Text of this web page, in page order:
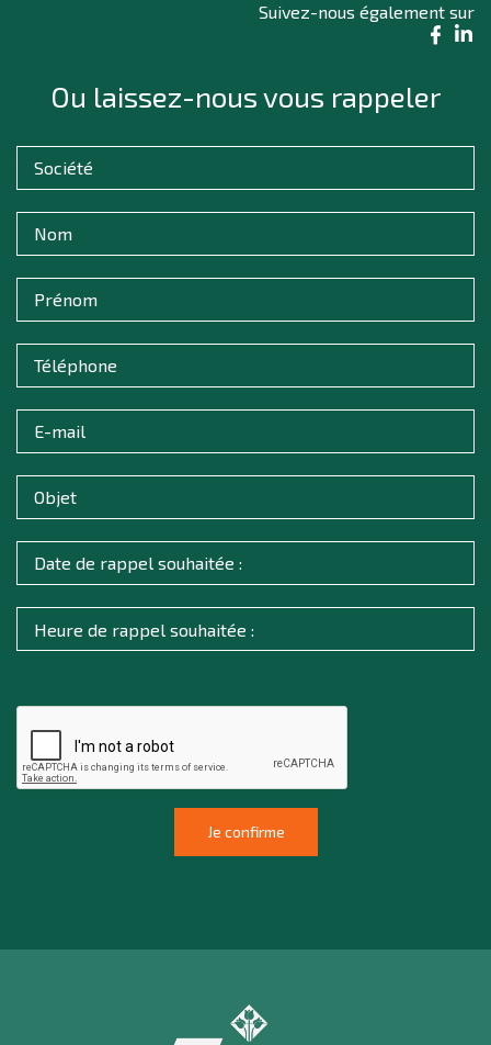
Suivez-nous également sur
Ou laissez-nous vous rappeler